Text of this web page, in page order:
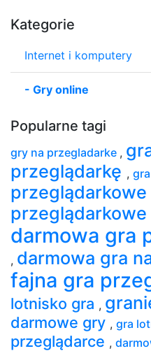
Kategorie
Internet i komputery
- Gry online
Popularne tagi
gry na przegladarke ,
przeglądarkę , gra
przeglądarkowe
przeglądarkowe
darmowa gra
, darmowa gra
fajna gra
lotnisko gra ,
darmowe gry , gra
przeglądarce ,